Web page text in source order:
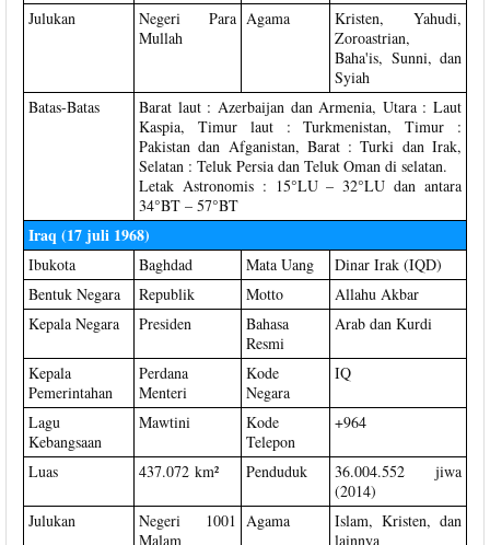
Julukan
Negeri Para
Mullah
Agama
Kristen, Yahudi,
Zoroastrian,
Baha'is, Sunni, dan
Syiah
Batas-Batas
Barat laut : Azerbaijan dan Armenia, Utara : Laut
Kaspia, Timur laut : Turkmenistan, Timur :
Pakistan dan Afganistan, Barat : Turki dan Irak,
Selatan : Teluk Persia dan Teluk Oman di selatan.
Letak Astronomis : 15°LU – 32°LU dan antara
34°BT – 57°BT
Iraq (17 juli 1968)
Ibukota Baghdad Mata Uang
Dinar Irak (IQD)
Bentuk Negara
Republik Motto
Allahu Akbar
Kepala Negara
Presiden
Bahasa
Resmi
Arab dan Kurdi
Kepala
Pemerintahan
Perdana
Menteri
Kode
Negara
IQ
Lagu
Kebangsaan
Mawtini
Kode
Telepon
+964
Luas 437.072 km² Penduduk
36.004.552 jiwa
(2014)
Julukan
Negeri 1001
Malam
Agama
Islam, Kristen, dan
lainnya